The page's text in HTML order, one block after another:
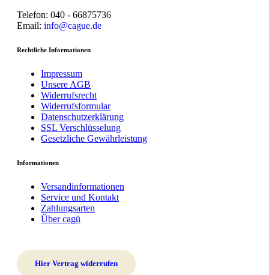
Telefon: 040 - 66875736
Email: info@cague.de
Rechtliche Informationen
Impressum
Unsere AGB
Widerrufsrecht
Widerrufsformular
Datenschutzerklärung
SSL Verschlüsselung
Gesetzliche Gewährleistung
Informationen
Versandinformationen
Service und Kontakt
Zahlungsarten
Über cagü
Hier Vertrag widerrufen